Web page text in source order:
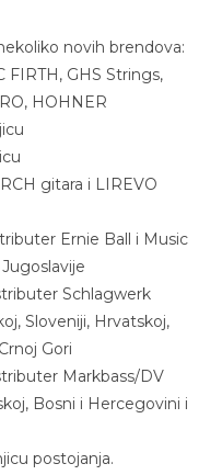
novih brendova:
FIRTH, GHS Strings,
HOHNER
gitara i LIREVO
Ernie Ball i Music
Schlagwerk
Sloveniji, Hrvatskoj,
Gori
Markbass/DV
Bosni i Hercegovini i
postojanja.